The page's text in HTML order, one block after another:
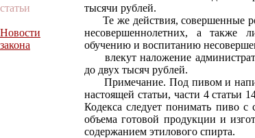
статьи
Новости
закона
тысячи рублей.
Те же действия, совершенные
несовершеннолетних, а также
обучению и воспитанию
влекут наложение
до двух тысяч рублей.
Примечание. Под пивом и
настоящей статьи, части 4 статьи
Кодекса следует понимать пиво с
объема готовой продукции и
содержанием этилового спирта.